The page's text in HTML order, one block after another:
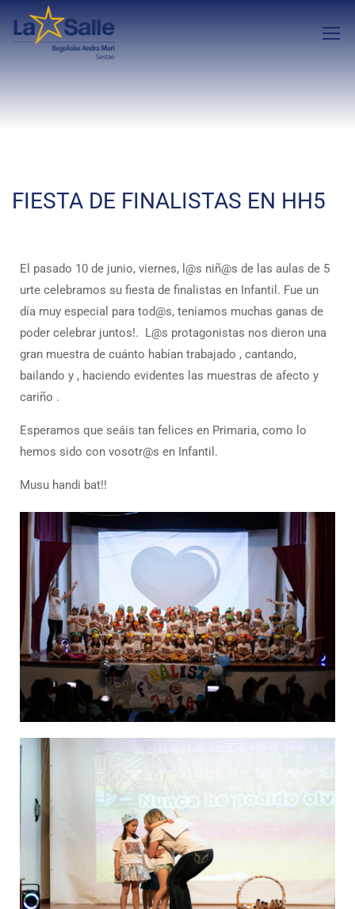
FIESTA DE FINALISTAS EN HH5
El pasado 10 de junio, viernes, l@s niñ@s de las aulas de 5
urte celebramos su fiesta de finalistas en Infantil. Fue un
día muy especial para tod@s, teníamos muchas ganas de
poder celebrar juntos!. L@s protagonistas nos dieron una
gran muestra de cuánto habían trabajado , cantando,
bailando y , haciendo evidentes las muestras de afecto y
cariño .
Esperamos que seáis tan felices en Primaria, como lo
hemos sido con vosotr@s en Infantil.
Musu handi bat!!